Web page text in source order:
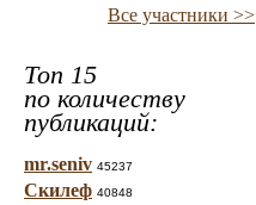
Все участники >>
Топ 15
по количеству
публикаций:
mr.seniv 45237
Скилеф 40848